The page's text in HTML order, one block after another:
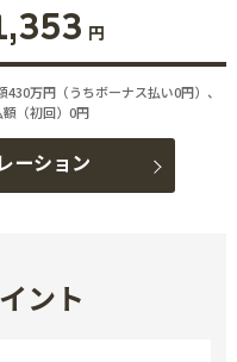
円
430万円（うちボーナス払い0円）、
（初回）0円
ーション
ント